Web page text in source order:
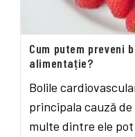
Cum putem preveni
alimentație?
Bolile
principala cauză de
multe dintre ele